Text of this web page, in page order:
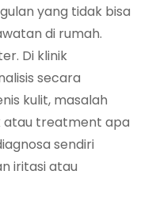
yang tidak bisa
di rumah.
Di klinik
secara
kulit, masalah
atau treatment apa
sendiri
iritasi atau